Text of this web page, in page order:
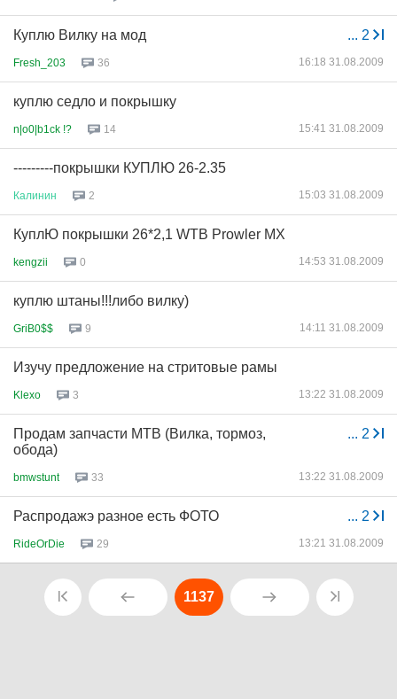
... 2
Куплю Вилку на мод
Fresh_203 36 16:18 31.08.2009
куплю седло и покрышку
n|o0|b1ck !? 14 15:41 31.08.2009
---------покрышки КУПЛЮ 26-2.35
Калинин 2 15:03 31.08.2009
КуплЮ покрышки 26*2,1 WTB Prowler MX
kengzii 0 14:53 31.08.2009
куплю штаны!!!либо вилку)
GriB0$$ 9 14:11 31.08.2009
Изучу предложение на стритовые рамы
Klexo 3 13:22 31.08.2009
... 2
Продам запчасти МТВ (Вилка, тормоз,
обода)
bmwstunt 33 13:22 31.08.2009
... 2
Распродажэ разное есть ФОТО
RideOrDie 29 13:21 31.08.2009
1137